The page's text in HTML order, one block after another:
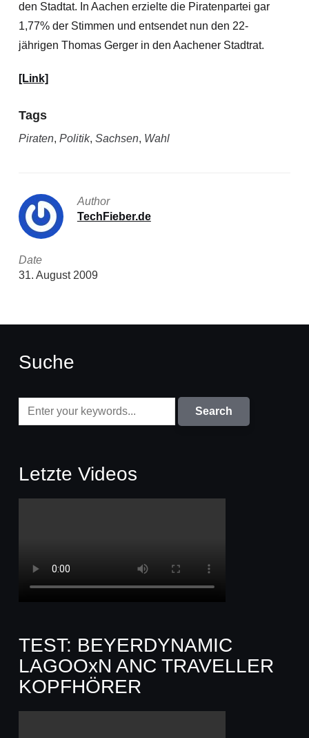
den Stadtat. In Aachen erzielte die Piratenpartei gar
1,77% der Stimmen und entsendet nun den 22-
jährigen Thomas Gerger in den Aachener Stadtrat.
[Link]
Tags
Piraten, Politik, Sachsen, Wahl
Author
TechFieber.de
Date
31. August 2009
Suche
Letzte Videos
TEST: BEYERDYNAMIC
LAGOOxN ANC TRAVELLER
KOPFHÖRER